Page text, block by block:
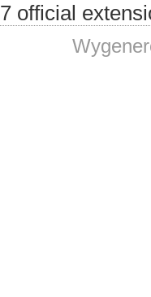
7 official